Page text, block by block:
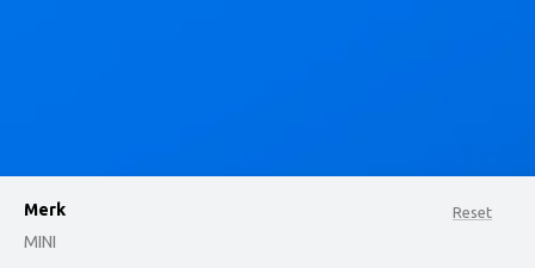
Reset
Merk
MINI